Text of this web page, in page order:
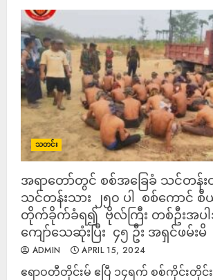
သတင်း
အရာတော်တွင် စစ်အခြေခံ သင်တ
သင်တန်းသား ၂၅၀ ပါ စစ်ကောင် စီ
တိုက်ခိုက်ခံရ၍ ဗိုလ်ကြီး တစ်ဦးအပါ
ကျော်သေဆုံးပြီး ၄၅ ဦး အရှင်ဖမ်းမိ
ADMIN APRIL 15, 2024
ဧရာဝတီတိုင်းမ် ဧပြီ ၁၄ရက် စစ်ကိုင်းတိုင်း